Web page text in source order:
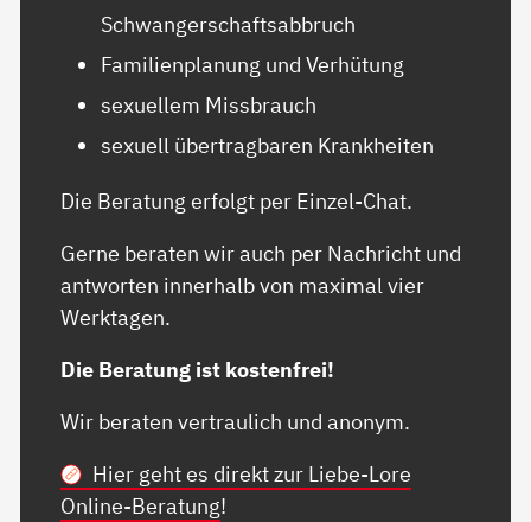
Schwangerschaftsabbruch
Familienplanung und Verhütung
sexuellem Missbrauch
sexuell übertragbaren Krankheiten
Die Beratung erfolgt per Einzel-Chat.
Gerne beraten wir auch per Nachricht und
antworten innerhalb von maximal vier
Werktagen.
Die Beratung ist kostenfrei!
Wir beraten vertraulich und anonym.
Hier geht es direkt zur Liebe-Lore
Online-Beratung!